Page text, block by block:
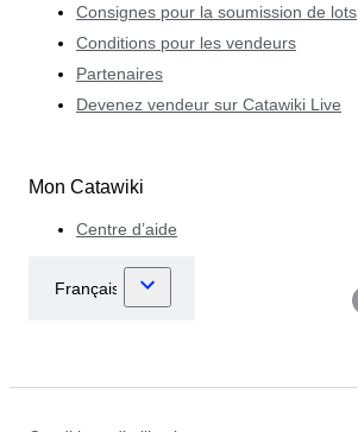
Consignes pour la soumission de lots
Conditions pour les vendeurs
Partenaires
Devenez vendeur sur Catawiki Live
Mon Catawiki
Centre d’aide